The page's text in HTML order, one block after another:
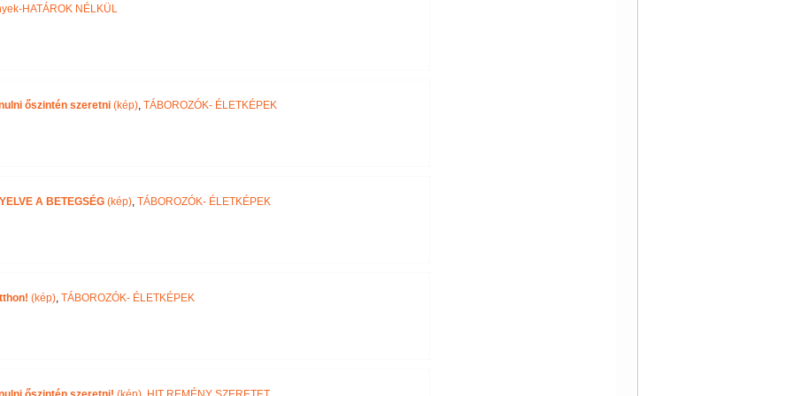
HATÁROK NÉLKÜL
őszintén szeretni(kép), TÁBOROZÓK- ÉLETKÉPEK
A BETEGSÉG(kép), TÁBOROZÓK- ÉLETKÉPEK
(kép), TÁBOROZÓK- ÉLETKÉPEK